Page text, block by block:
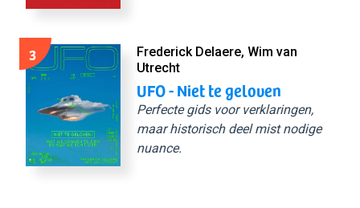
3
Frederick Delaere, Wim van
Utrecht
UFO - Niet te geloven
Perfecte gids voor verklaringen,
maar historisch deel mist nodige
nuance.